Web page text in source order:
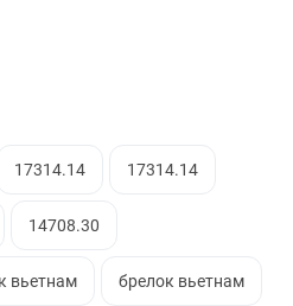
17314.14 17314.14
14708.30
вьетнам брелок вьетнам